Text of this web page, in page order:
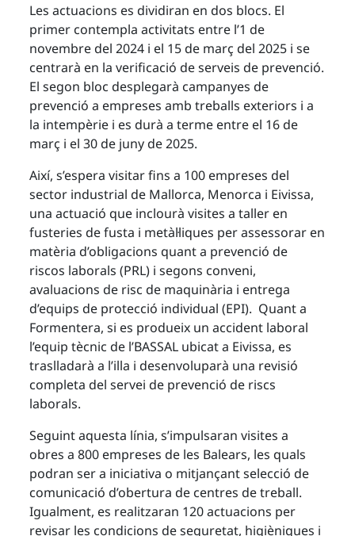
Les actuacions es dividiran en dos blocs. El
primer contempla activitats entre l’1 de
novembre del 2024 i el 15 de març del 2025 i se
centrarà en la verificació de serveis de prevenció.
El segon bloc desplegarà campanyes de
prevenció a empreses amb treballs exteriors i a
la intempèrie i es durà a terme entre el 16 de
març i el 30 de juny de 2025.
Així, s’espera visitar fins a 100 empreses del
sector industrial de Mallorca, Menorca i Eivissa,
una actuació que inclourà visites a taller en
fusteries de fusta i metàl·liques per assessorar en
matèria d’obligacions quant a prevenció de
riscos laborals (PRL) i segons conveni,
avaluacions de risc de maquinària i entrega
d’equips de protecció individual (EPI). Quant a
Formentera, si es produeix un accident laboral
l’equip tècnic de l’BASSAL ubicat a Eivissa, es
traslladarà a l’illa i desenvoluparà una revisió
completa del servei de prevenció de riscs
laborals.
Seguint aquesta línia, s’impulsaran visites a
obres a 800 empreses de les Balears, les quals
podran ser a iniciativa o mitjançant selecció de
comunicació d’obertura de centres de treball.
Igualment, es realitzaran 120 actuacions per
revisar les condicions de seguretat, higièniques i